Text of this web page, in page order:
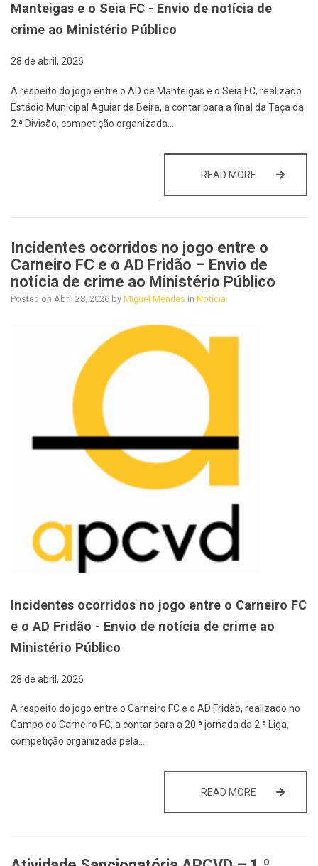
Manteigas e o Seia FC - Envio de notícia de
crime ao Ministério Público
28 de abril, 2026
A respeito do jogo entre o AD de Manteigas e o Seia FC, realizado
Estádio Municipal Aguiar da Beira, a contar para a final da Taça da
2.ª Divisão, competição organizada…
READ MORE
Incidentes ocorridos no jogo entre o
Carneiro FC e o AD Fridão – Envio de
notícia de crime ao Ministério Público
Posted on Abril 28, 2026 by Miguel Mendes in Notícia
Incidentes ocorridos no jogo entre o Carneiro FC
e o AD Fridão - Envio de notícia de crime ao
Ministério Público
28 de abril, 2026
A respeito do jogo entre o Carneiro FC e o AD Fridão, realizado no
Campo do Carneiro FC, a contar para a 20.ª jornada da 2.ª Liga,
competição organizada pela…
READ MORE INCIDENTES